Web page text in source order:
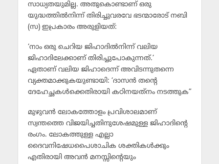
സാധ്യതയുമില്ല. അതുകൊണ്ടാണ് ഒരു
യുദ്ധത്തില്‍നിന്ന് തിരിച്ചുവരവേ ഭടന്മാരോട് നബി
(സ) ഇപ്രകാരം അരുളിയത്:
‘നാം ഒരു ചെറിയ ജിഹാദില്‍നിന്ന് വലിയ
ജിഹാദിലേക്കാണ് തിരിച്ചുപോകുന്നത്.’
ഏതാണ് വലിയ ജിഹാദെന്ന് അവിടന്നുതന്നെ
വ്യക്തമാക്കുകയുണ്ടായി: ‘ദാസന്‍ തന്റെ
ദേഹേച്ഛകള്‍ക്കെതിരായി കഠിനയത്‌നം നടത്തുക”
മുഴുവന്‍ ലോകത്തോളം പ്രവിശാലമാണ്
സ്വന്തത്തെ വിജയിച്ചതിനുശേഷമുള്ള ജിഹാദിന്റെ
രംഗം. ലോകത്തുള്ള എല്ലാ
ദൈവനിഷേധപൈശാചിക ശക്തികള്‍ക്കും
എതിരായി അവന്‍ മനസ്സിന്റെയും